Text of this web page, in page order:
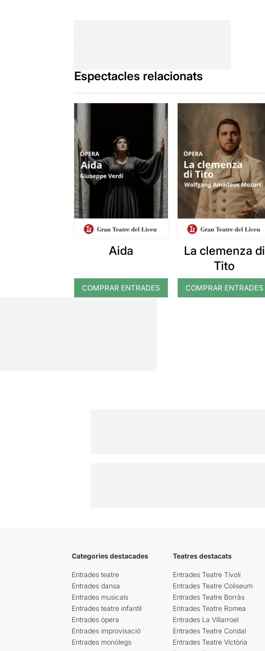
Espectacles relacionats
Aida
COMPRAR ENTRADES
La clemenza di
Tito
COMPRAR ENTRADES
Categories destacades
Entrades teatre
Entrades dansa
Entrades musicals
Entrades teatre infantil
Entrades òpera
Entrades improvisació
Entrades monòlegs
Teatres destacats
Entrades Teatre Tívoli
Entrades Teatre Coliseum
Entrades Teatre Borràs
Entrades Teatre Romea
Entrades La Villarroel
Entrades Teatre Condal
Entrades Teatre Victòria